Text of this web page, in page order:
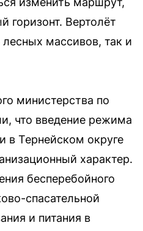
горизонт. Вертолёт
массивов, так и
министерства по
что введение режима
в Тернейском округе
характер.
бесперебойного
спасательной
и питания в